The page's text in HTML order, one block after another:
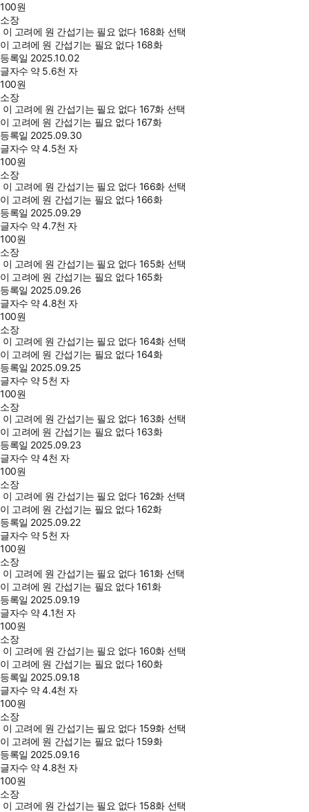
100원
소장
이 고려에 원 간섭기는 필요 없다 168화 선택
이 고려에 원 간섭기는 필요 없다 168화
등록일 2025.10.02
글자수 약 5.6천 자
100원
소장
이 고려에 원 간섭기는 필요 없다 167화 선택
이 고려에 원 간섭기는 필요 없다 167화
등록일 2025.09.30
글자수 약 4.5천 자
100원
소장
이 고려에 원 간섭기는 필요 없다 166화 선택
이 고려에 원 간섭기는 필요 없다 166화
등록일 2025.09.29
글자수 약 4.7천 자
100원
소장
이 고려에 원 간섭기는 필요 없다 165화 선택
이 고려에 원 간섭기는 필요 없다 165화
등록일 2025.09.26
글자수 약 4.8천 자
100원
소장
이 고려에 원 간섭기는 필요 없다 164화 선택
이 고려에 원 간섭기는 필요 없다 164화
등록일 2025.09.25
글자수 약 5천 자
100원
소장
이 고려에 원 간섭기는 필요 없다 163화 선택
이 고려에 원 간섭기는 필요 없다 163화
등록일 2025.09.23
글자수 약 4천 자
100원
소장
이 고려에 원 간섭기는 필요 없다 162화 선택
이 고려에 원 간섭기는 필요 없다 162화
등록일 2025.09.22
글자수 약 5천 자
100원
소장
이 고려에 원 간섭기는 필요 없다 161화 선택
이 고려에 원 간섭기는 필요 없다 161화
등록일 2025.09.19
글자수 약 4.1천 자
100원
소장
이 고려에 원 간섭기는 필요 없다 160화 선택
이 고려에 원 간섭기는 필요 없다 160화
등록일 2025.09.18
글자수 약 4.4천 자
100원
소장
이 고려에 원 간섭기는 필요 없다 159화 선택
이 고려에 원 간섭기는 필요 없다 159화
등록일 2025.09.16
글자수 약 4.8천 자
100원
소장
이 고려에 원 간섭기는 필요 없다 158화 선택